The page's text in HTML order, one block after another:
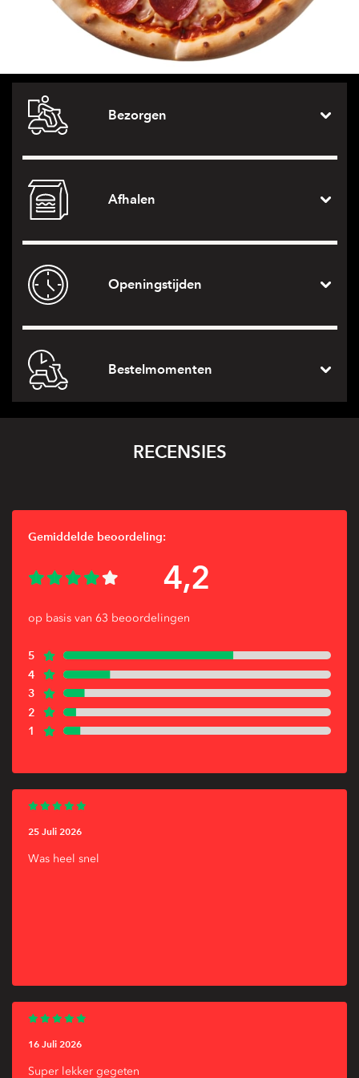
Bezorgen
Afhalen
Openingstijden
Bestelmomenten
RECENSIES
Gemiddelde beoordeling:
4,2
op basis van 63 beoordelingen
5
4
3
2
1
25 Juli 2026
Was heel snel
16 Juli 2026
Super lekker gegeten